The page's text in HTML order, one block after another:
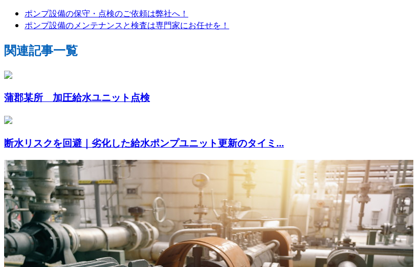
ポンプ設備の保守・点検のご依頼は弊社へ！
ポンプ設備のメンテナンスと検査は専門家にお任せを！
関連記事一覧
蒲郡某所 加圧給水ユニット点検
断水リスクを回避｜劣化した給水ポンプユニット更新のタイミ...